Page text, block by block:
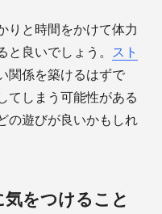
りと時間をかけて体力
良いでしょう。 スト
関係を築けるはずで
てしまう可能性がある
の遊びが良いかもしれ
をつけること